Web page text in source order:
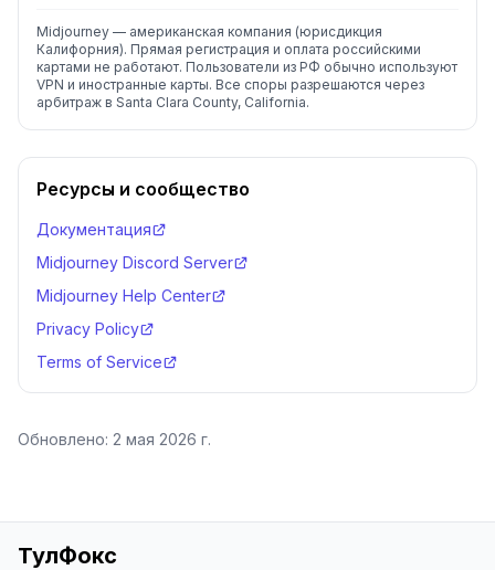
Midjourney — американская компания (юрисдикция
Калифорния). Прямая регистрация и оплата российскими
картами не работают. Пользователи из РФ обычно используют
VPN и иностранные карты. Все споры разрешаются через
арбитраж в Santa Clara County, California.
Ресурсы и сообщество
Документация
Midjourney Discord Server
Midjourney Help Center
Privacy Policy
Terms of Service
Обновлено: 2 мая 2026 г.
ТулФокс